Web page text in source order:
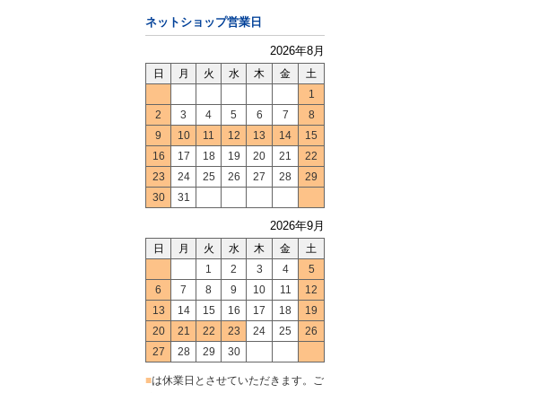
ネットショップ営業日
2026年8月
日 月 火 水 木 金
土
1
2
3 4 5 6 7
8
9
10 11 12 13 14
15
16
17 18 19 20 21
22
23
24 25 26 27 28
29
30
31
2026年9月
日 月 火 水 木 金
土
1
2 3 4
5
6
7 8 9 10 11
12
13
14 15 16 17 18
19
20
21 22 23 24 25
26
27
28 29 30
■は休業日とさせていただきます。ご